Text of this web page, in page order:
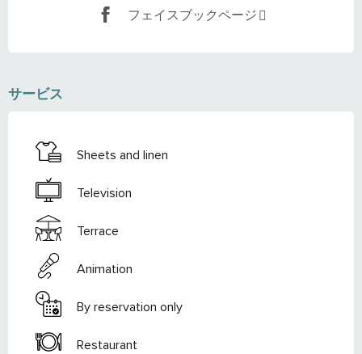
フェイスブックページ
サービス
Sheets and linen
Television
Terrace
Animation
By reservation only
Restaurant